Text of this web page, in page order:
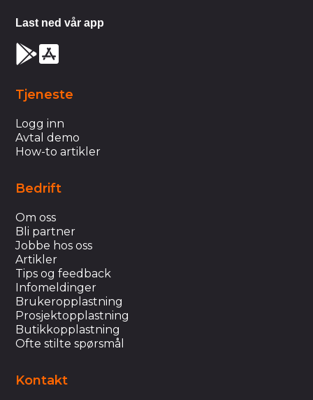
Last ned vår app
Tjeneste
Logg inn
Avtal demo
How-to artikler
Bedrift
Om oss
Bli partner
Jobbe hos oss
Artikler
Tips og feedback
Infomeldinger
Brukeropplastning
Prosjektopplastning
Butikkopplastning
Ofte stilte spørsmål
Kontakt